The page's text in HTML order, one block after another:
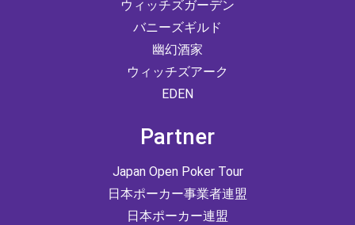
ウィッチズガーデン
バニーズギルド
幽幻酒家
ウィッチズアーク
EDEN
Partner
Japan Open Poker Tour
日本ポーカー事業者連盟
日本ポーカー連盟